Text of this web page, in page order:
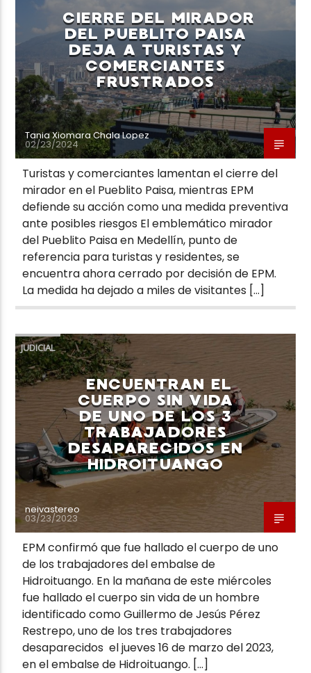
Neiva Estereo
CIERRE DEL MIRADOR
DEL PUEBLITO PAISA
DEJA A TURISTAS Y
COMERCIANTES
FRUSTRADOS
Tania Xiomara Chala Lopez
02/23/2024
Turistas y comerciantes lamentan el cierre del
mirador en el Pueblito Paisa, mientras EPM
defiende su acción como una medida preventiva
ante posibles riesgos El emblemático mirador
del Pueblito Paisa en Medellín, punto de
referencia para turistas y residentes, se
encuentra ahora cerrado por decisión de EPM.
La medida ha dejado a miles de visitantes […]
JUDICIAL
ENCUENTRAN EL
CUERPO SIN VIDA
DE UNO DE LOS 3
TRABAJADORES
DESAPARECIDOS EN
HIDROITUANGO
neivastereo
03/23/2023
EPM confirmó que fue hallado el cuerpo de uno
de los trabajadores del embalse de
Hidroituango. En la mañana de este miércoles
fue hallado el cuerpo sin vida de un hombre
identificado como Guillermo de Jesús Pérez
Restrepo, uno de los tres trabajadores
desaparecidos el jueves 16 de marzo del 2023,
en el embalse de Hidroituango. […]